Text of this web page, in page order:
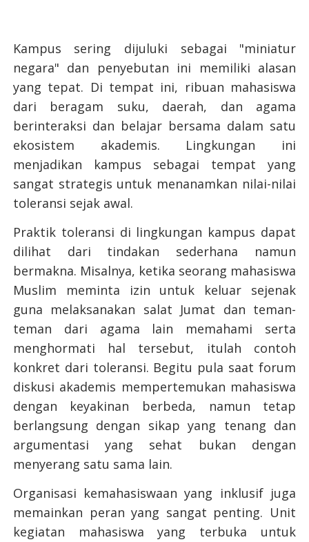
Kampus sering dijuluki sebagai "miniatur
negara" dan penyebutan ini memiliki alasan
yang tepat. Di tempat ini, ribuan mahasiswa
dari beragam suku, daerah, dan agama
berinteraksi dan belajar bersama dalam satu
ekosistem akademis. Lingkungan ini
menjadikan kampus sebagai tempat yang
sangat strategis untuk menanamkan nilai-nilai
toleransi sejak awal.
Praktik toleransi di lingkungan kampus dapat
dilihat dari tindakan sederhana namun
bermakna. Misalnya, ketika seorang mahasiswa
Muslim meminta izin untuk keluar sejenak
guna melaksanakan salat Jumat dan teman-
teman dari agama lain memahami serta
menghormati hal tersebut, itulah contoh
konkret dari toleransi. Begitu pula saat forum
diskusi akademis mempertemukan mahasiswa
dengan keyakinan berbeda, namun tetap
berlangsung dengan sikap yang tenang dan
argumentasi yang sehat bukan dengan
menyerang satu sama lain.
Organisasi kemahasiswaan yang inklusif juga
memainkan peran yang sangat penting. Unit
kegiatan mahasiswa yang terbuka untuk